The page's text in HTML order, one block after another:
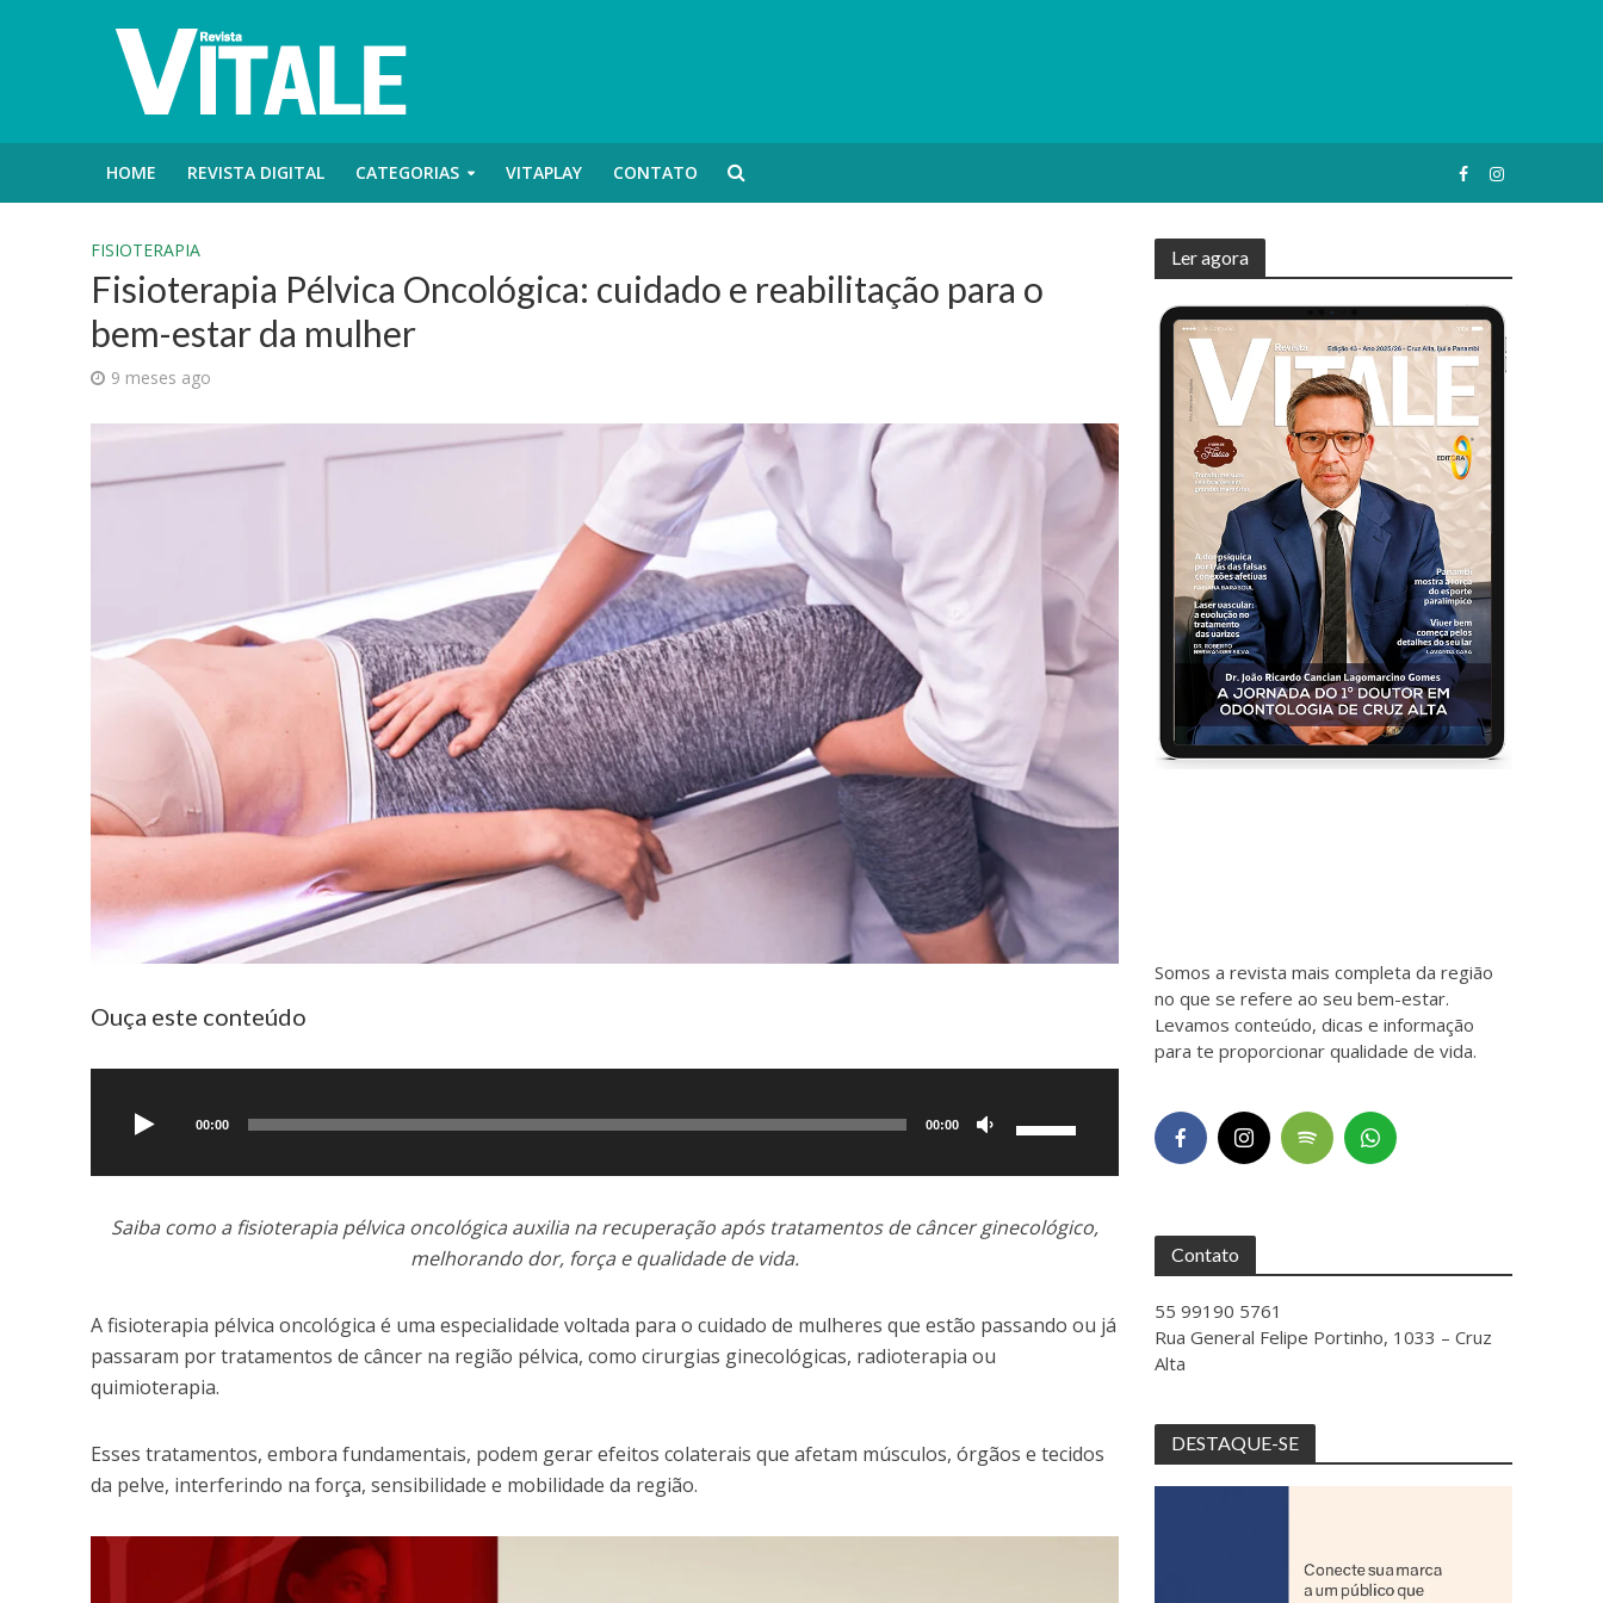
HOME REVISTA DIGITAL CATEGORIAS VITAPLAY CONTATO
FISIOTERAPIA
Fisioterapia Pélvica Oncológica: cuidado e reabilitação para o
bem-estar da mulher
9 meses ago
Ouça este conteúdo
áudio
00:00 00:00
setas
cima
baixo
diminuir
Saiba como a fisioterapia pélvica oncológica auxilia na recuperação após tratamentos de câncer ginecológico,
melhorando dor, força e qualidade de vida.
A fisioterapia pélvica oncológica é uma especialidade voltada para o cuidado de mulheres que estão passando ou já
passaram por tratamentos de câncer na região pélvica, como cirurgias ginecológicas, radioterapia ou
quimioterapia.
Esses tratamentos, embora fundamentais, podem gerar efeitos colaterais que afetam músculos, órgãos e tecidos
da pelve, interferindo na força, sensibilidade e mobilidade da região.
Ler agora
Somos a revista mais completa da região
no que se refere ao seu bem-estar.
Levamos conteúdo, dicas e informação
para te proporcionar qualidade de vida.
Contato
55 99190 5761
Rua General Felipe Portinho, 1033 – Cruz
Alta
DESTAQUE-SE